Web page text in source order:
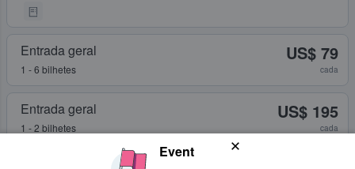
Entrada geral
1 - 6 bilhetes
US$ 79
cada
Entrada geral
1 - 2 bilhetes
US$ 195
cada
Event